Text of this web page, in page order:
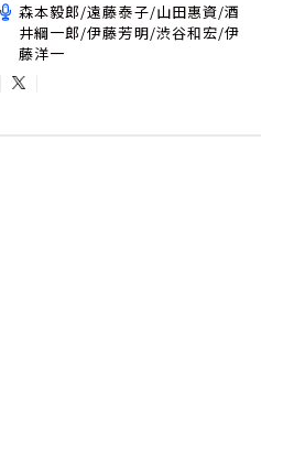
森本毅郎/遠藤泰子/山田惠資/酒
井綱一郎/伊藤芳明/渋谷和宏/伊
藤洋一